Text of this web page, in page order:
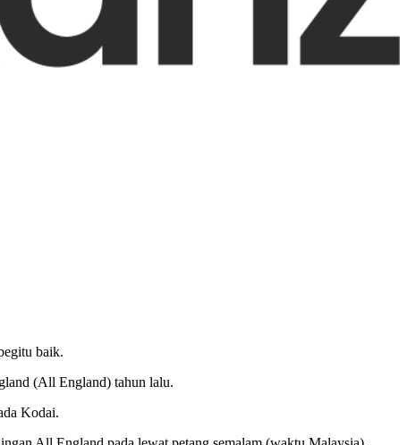
baik.
(All England) tahun lalu.
Kodai.